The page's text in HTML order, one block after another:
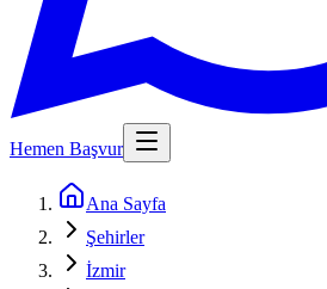
Hemen Başvur
Ana Sayfa
Şehirler
İzmir